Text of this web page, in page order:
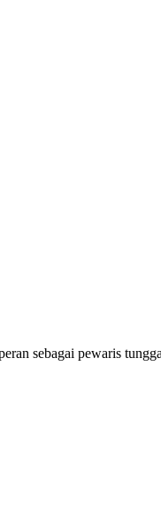
sebagai pewaris